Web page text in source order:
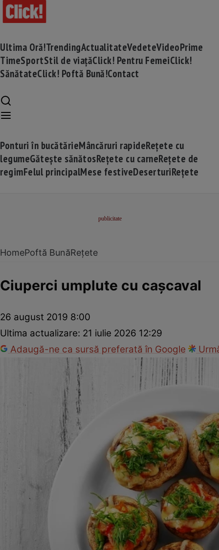
Ultima Oră!TrendingActualitateVedeteVideoPrime
TimeSportStil de viațăClick! Pentru FemeiClick!
SănătateClick! Poftă Bună!Contact
Ponturi în bucătărieMâncăruri rapideRețete cu
legumeGătește sănătosRețete cu carneRețete de
regimFelul principalMese festiveDeserturiRețete
HomePoftă BunăRețete
Ciuperci umplute cu caşcaval
26 august 2019 8:00
Ultima actualizare: 21 iulie 2026 12:29
Adaugă-ne ca sursă preferată în Google